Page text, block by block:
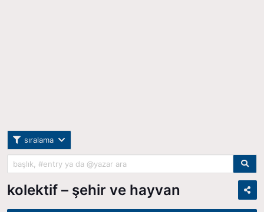
sıralama
kolektif – şehir ve hayvan